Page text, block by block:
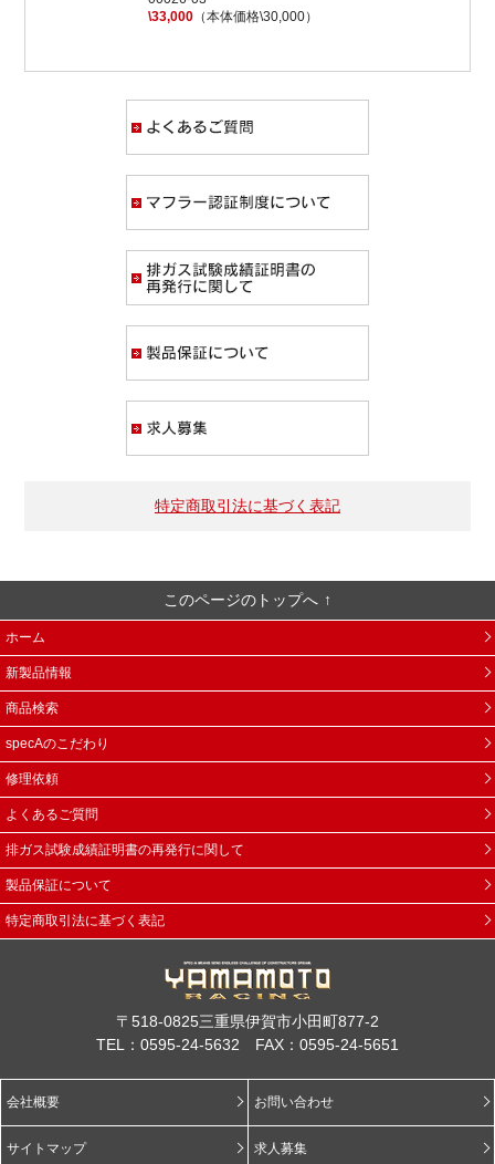
\33,000（本体価格\30,000）
特定商取引法に基づく表記
このページのトップへ
ホーム
新製品情報
商品検索
specAのこだわり
修理依頼
よくあるご質問
排ガス試験成績証明書の再発行に関して
製品保証について
特定商取引法に基づく表記
〒518-0825三重県伊賀市小田町877-2
TEL：0595-24-5632 FAX：0595-24-5651
会社概要 お問い合わせ
サイトマップ 求人募集